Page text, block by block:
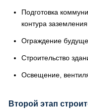
Подготовка
контура
Ограждение
Строительство
Освещение,
Второй этап